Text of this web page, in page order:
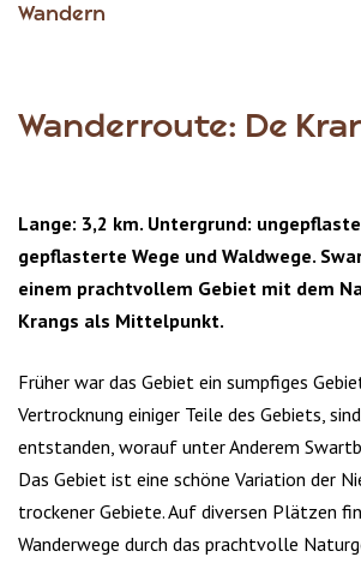
Wandern
Item
Wanderroute: De
Lange: 3,2 km. Untergrund:
gepflasterte Wege und Waldwege.
einem prachtvollem Gebiet mit dem
Krangs als Mittelpunkt.
Früher war das Gebiet ein sumpfiges
Vertrocknung einiger Teile des Gebiets,
entstanden, worauf unter Anderem
Das Gebiet ist eine schöne Variation der
trockener Gebiete. Auf diversen Plätzen
Wanderwege durch das prachtvolle